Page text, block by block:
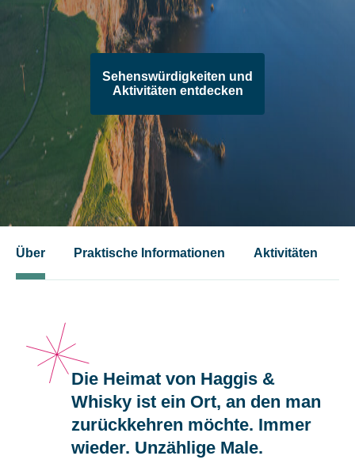
Sehenswürdigkeiten und
Aktivitäten entdecken
Über Praktische Informationen Aktivitäten
Die Heimat von Haggis &
Whisky ist ein Ort, an den man
zurückkehren möchte. Immer
wieder. Unzählige Male.